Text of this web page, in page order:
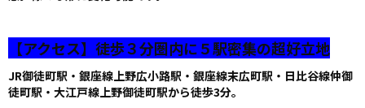
【アクセス】徒歩３分圏内に５駅密集の超好立地
JR御徒町駅・ 銀座線上野広小路駅・ 銀座線末広町駅・日比谷線仲御
徒町駅・大江戸線上野御徒町駅から徒歩3分。